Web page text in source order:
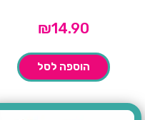
₪14.90
הוספה לסל